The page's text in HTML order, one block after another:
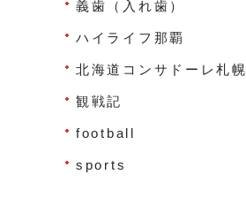
義歯（入れ歯）
ハイライフ那覇
北海道コンサドーレ札幌
観戦記
football
sports